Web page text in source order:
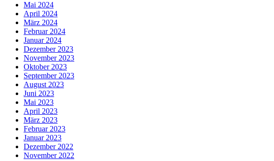
Mai 2024
April 2024
März 2024
Februar 2024
Januar 2024
Dezember 2023
November 2023
Oktober 2023
September 2023
August 2023
Juni 2023
Mai 2023
April 2023
März 2023
Februar 2023
Januar 2023
Dezember 2022
November 2022